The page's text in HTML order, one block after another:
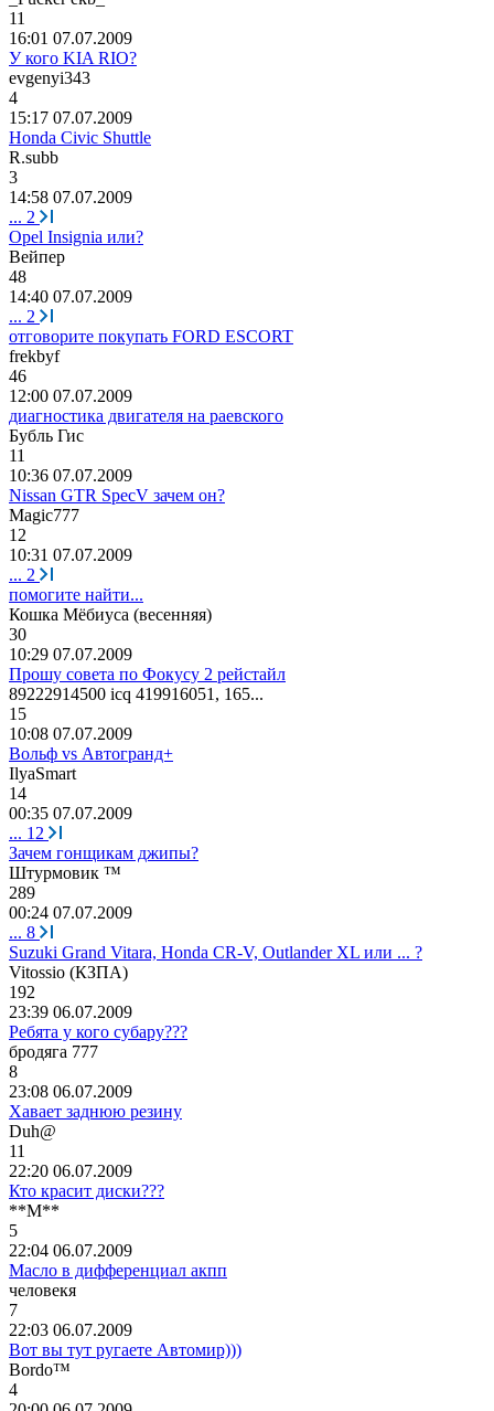
11
16:01 07.07.2009
У кого KIA RIO?
evgenyi343
4
15:17 07.07.2009
Honda Civic Shuttle
R.subb
3
14:58 07.07.2009
... 2
Opel Insignia или?
Вейпер
48
14:40 07.07.2009
... 2
отговорите покупать FORD ESCORT
frekbyf
46
12:00 07.07.2009
диагностика двигателя на раевского
Бубль Гис
11
10:36 07.07.2009
Nissan GTR SpecV зачем он?
Magic777
12
10:31 07.07.2009
... 2
помогите найти...
Кошка Мёбиуса (весенняя)
30
10:29 07.07.2009
Прошу совета по Фокусу 2 рейстайл
89222914500 icq 419916051, 165...
15
10:08 07.07.2009
Вольф vs Автогранд+
IlyaSmart
14
00:35 07.07.2009
... 12
Зачем гонщикам джипы?
Штурмовик ™
289
00:24 07.07.2009
... 8
Suzuki Grand Vitara, Honda CR-V, Outlander XL или ... ?
Vitossio (КЗПА)
192
23:39 06.07.2009
Ребята у кого субару???
бродяга 777
8
23:08 06.07.2009
Хавает заднюю резину
Duh@
11
22:20 06.07.2009
Кто красит диски???
**M**
5
22:04 06.07.2009
Масло в дифференциал акпп
человекя
7
22:03 06.07.2009
Вот вы тут ругаете Автомир)))
Bordo™
4